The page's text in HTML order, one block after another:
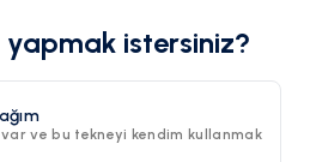
istersiniz?
var ve bu tekneyi kendim kullanmak